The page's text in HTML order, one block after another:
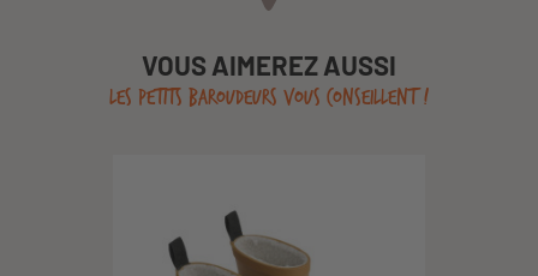
VOUS AIMEREZ AUSSI
LES PETITS BAROUDEURS VOUS CONSEILLENT !